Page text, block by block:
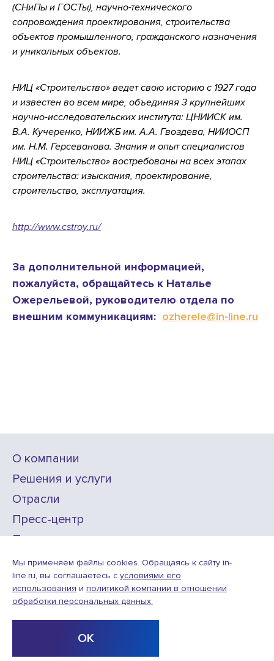
(СНиПы и ГОСТы), научно-технического
сопровождения проектирования, строительства
объектов промышленного, гражданского назначения
и уникальных объектов.
НИЦ «Строительство» ведет свою историю с 1927 года
и известен во всем мире, объединяя 3 крупнейших
научно-исследовательских института: ЦНИИСК им.
В.А. Кучеренко, НИИЖБ им. А.А. Гвоздева, НИИОСП
им. Н.М. Герсеванова. Знания и опыт специалистов
НИЦ «Строительство» востребованы на всех этапах
строительства: изыскания, проектирование,
строительство, эксплуатация.
http://www.cstroy.ru/
За дополнительной информацией,
пожалуйста, обращайтесь к Наталье
Ожерельевой, руководителю отдела по
внешним коммуникациям: ozherele@in-line.ru
О компании
Решения и услуги
Отрасли
Пресс-центр
Проекты
Карьера
Условия использования веб-сайта
Мы применяем файлы cookies. Обращаясь к сайту in-
line.ru, вы соглашаетесь с условиями его
использования и политикой компании в отношении
обработки персональных данных.
ОК